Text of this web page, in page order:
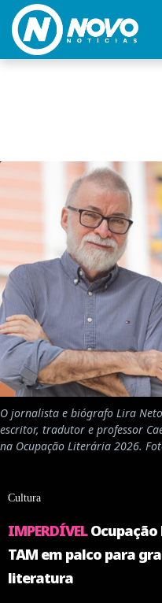
O jornalista e biógrafo Lira
escritor, tradutor e professor
na Ocupação Literária 2026.
Cultura
IMPERDÍVEL
TAM em palco para
literatura